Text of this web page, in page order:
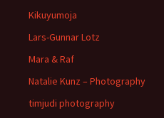
Kikuyumoja
Lars-Gunnar Lotz
Mara & Raf
Natalie Kunz – Photography
timjudi photography